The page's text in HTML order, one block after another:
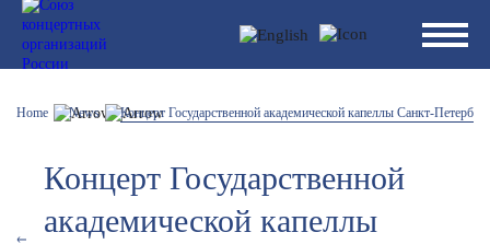
Home News Концерт Государственной академической капеллы Санкт-
Концерт Государственной
академической капеллы